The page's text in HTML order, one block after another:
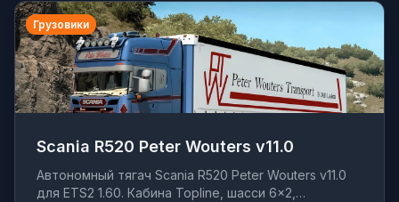
Грузовики
Scania R520 Peter Wouters v11.0
Автономный тягач Scania R520 Peter Wouters v11.0
для ETS2 1.60. Кабина Topline, шасси 6x2,